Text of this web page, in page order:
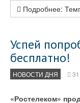
Подробнее:
Успей
бесплатно!
НОВОСТИ ДНЯ
«Ростелеком»